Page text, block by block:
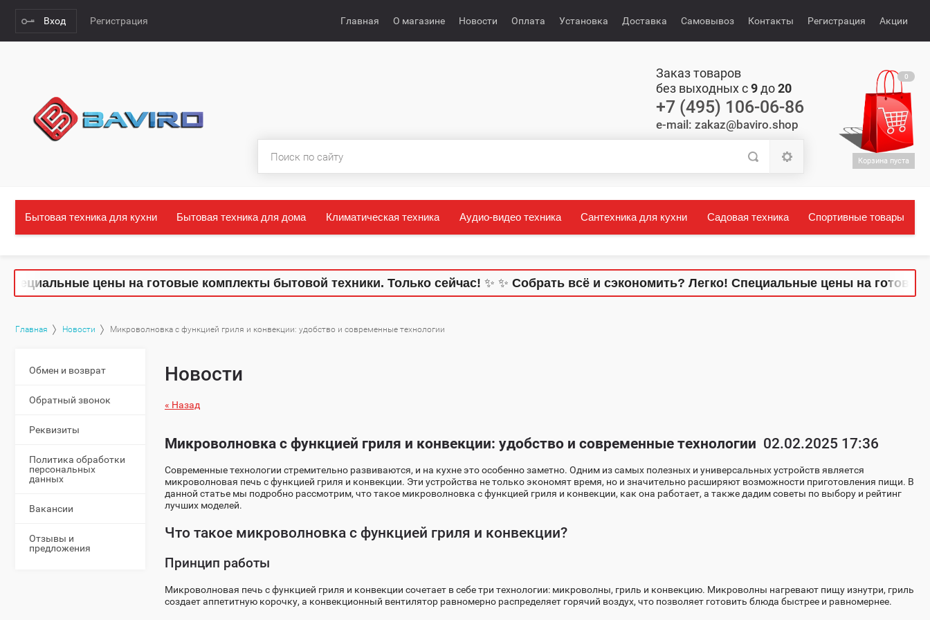
Вход Регистрация Главная О магазине Новости Оплата Установка Доставка Самовывоз Контакты Регистрация Акции
Заказ товаров
без выходных с9до20
+7 (495) 106-06-86
e-mail: zakaz@baviro.shop
0
Корзина пуста
Бытовая техника для кухни Бытовая техника для дома Климатическая техника Аудио-видео техника Сантехника для кухни Садовая техника Спортивные товары
цены на готовые комплекты бытовой техники. Только сейчас!✨ ✨Собрать всё и сэкономить? Легко! Специальные цены на готовые
Главная Новости Микроволновка с функцией гриля и конвекции: удобство и современные технологии
Обмен и возврат
Обратный звонок
Реквизиты
Политика обработки
персональных
данных
Вакансии
Отзывы и
предложения
Новости
« Назад
Микроволновка с функцией гриля и конвекции: удобство и современные технологии 02.02.2025 17:36
Современные технологии стремительно развиваются, и на кухне это особенно заметно. Одним из самых полезных и универсальных устройств является
микроволновая печь с функцией гриля и конвекции. Эти устройства не только экономят время, но и значительно расширяют возможности приготовления пищи. В
данной статье мы подробно рассмотрим, что такое микроволновка с функцией гриля и конвекции, как она работает, а также дадим советы по выбору и рейтинг
лучших моделей.
Что такое микроволновка с функцией гриля и конвекции?
Принцип работы
Микроволновая печь с функцией гриля и конвекции сочетает в себе три технологии: микроволны, гриль и конвекцию. Микроволны нагревают пищу изнутри, гриль
создает аппетитную корочку, а конвекционный вентилятор равномерно распределяет горячий воздух, что позволяет готовить блюда быстрее и равномернее.